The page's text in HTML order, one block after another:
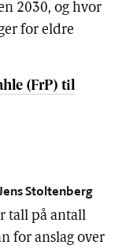
2030, og hvor
for eldre
(FrP) til
Stoltenberg
tall på antall
for anslag over